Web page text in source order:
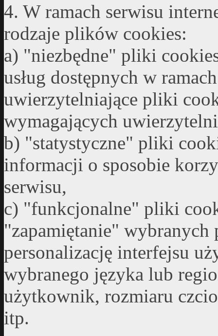
4. W ramach serwisu
rodzaje plików cookies:
a) "niezbędne" pliki
usług dostępnych w
uwierzytelniające pliki
wymagających
b) "statystyczne" pliki
informacji o sposobie
serwisu,
c) "funkcjonalne" pliki
"zapamiętanie"
personalizację interfejsu
wybranego języka lub
użytkownik, rozmiaru
itp.